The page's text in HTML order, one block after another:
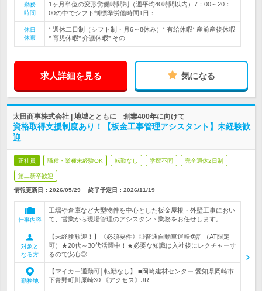
勤務
時間
1ヶ月単位の変形労働時間制（週平均40時間以内）7：00～20：
00の中でシフト制標準労働時間1日：…
休日
休暇
* 週休二日制（シフト制・月6～8休み）* 有給休暇* 産前産後休暇
* 育児休暇* 介護休暇* その…
求人詳細を見る 気になる
太田商事株式会社 | 地域とともに 創業400年に向けて
資格取得支援制度あり！【板金工事管理アシスタント】未経験歓
迎
正社員 職種・業種未経験OK 転勤なし 学歴不問 完全週休2日制
第二新卒歓迎
情報更新日：2026/05/29 終了予定日： 2026/11/19
仕事内容
工場や倉庫など大型物件を中心とした板金屋根・外壁工事におい
て、営業から現場管理のアシスタント業務をお任せします。
対象と
なる方
【未経験歓迎！】《必須要件》◎普通自動車運転免許（AT限定
可）★20代～30代活躍中！★必要な知識は入社後にレクチャーす
るので安心◎
勤務地
【マイカー通勤可│転勤なし】 ■岡崎建材センター 愛知県岡崎市
下青野町川原崎30 《アクセス》JR…